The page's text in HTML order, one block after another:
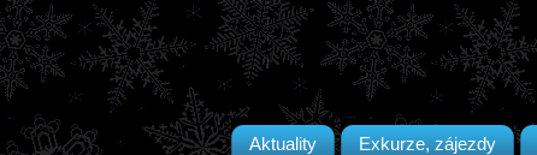
Aktuality Exkurze, zájezdy